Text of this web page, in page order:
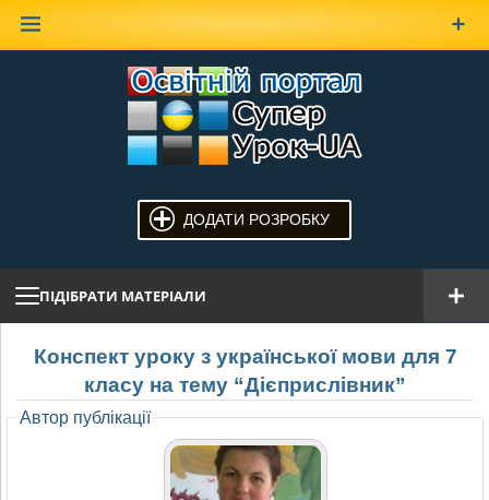
ДОДАТИ РОЗРОБКУ
ПІДІБРАТИ МАТЕРІАЛИ
Конспект уроку з української мови для 7
класу на тему “Дієприслівник”
Автор публікації